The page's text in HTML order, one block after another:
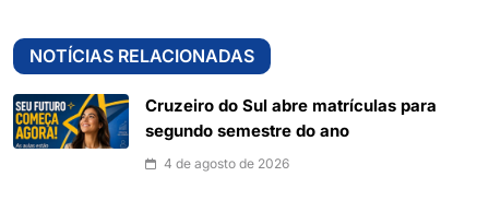
NOTÍCIAS RELACIONADAS
Cruzeiro do Sul abre matrículas para
segundo semestre do ano
4 de agosto de 2026